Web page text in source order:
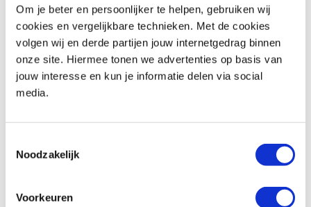
Om je beter en persoonlijker te helpen, gebruiken wij
cookies en vergelijkbare technieken. Met de cookies
volgen wij en derde partijen jouw internetgedrag binnen
onze site. Hiermee tonen we advertenties op basis van
jouw interesse en kun je informatie delen via social
media.
Noodzakelijk
Voorkeuren
Telefoonnummer *
Vraag en/of opmerking